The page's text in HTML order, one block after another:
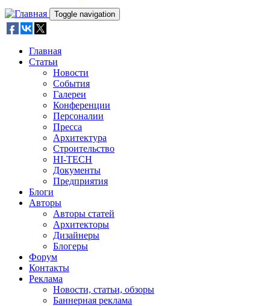
Toggle navigation
Главная
Статьи
Новости
События
Галереи
Конференции
Персоналии
Пресса
Архитектура
Строительство
HI-TECH
Документы
Предприятия
Блоги
Авторы
Авторы статей
Архитекторы
Дизайнеры
Блогеры
Форум
Контакты
Реклама
Новости, статьи, обзоры
Баннерная реклама